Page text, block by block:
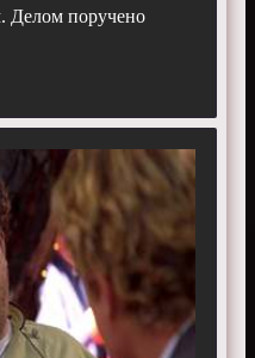
Йомен.
планшете, пк или
Делом поручено